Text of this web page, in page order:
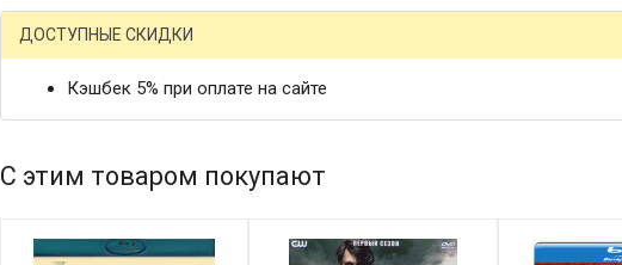
ДОСТУПНЫЕ СКИДКИ
Кэшбек 5% при оплате на сайте
С этим товаром покупают